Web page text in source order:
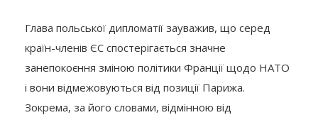
Глава польської дипломатії зауважив, що серед
країн-членів ЄС спостерігається значне
занепокоєння зміною політики Франції щодо НАТО
і вони відмежовуються від позиції Парижа.
Зокрема, за його словами, відмінною від